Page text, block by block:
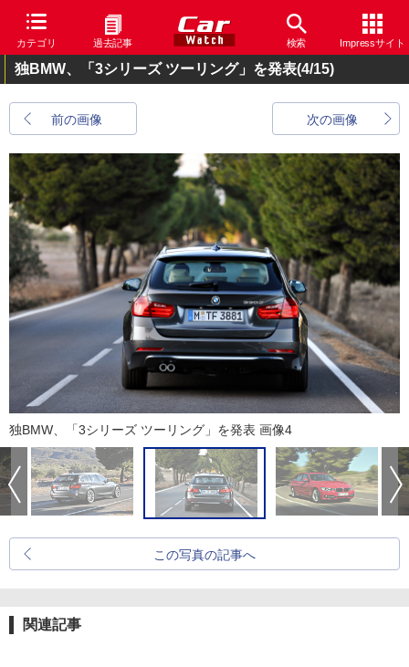
カテゴリ 過去記事 検索 Impressサイト
独BMW、「3シリーズ ツーリング」を発表(4/15)
前の画像 次の画像
独BMW、「3シリーズ ツーリング」を発表 画像4
この写真の記事へ
関連記事